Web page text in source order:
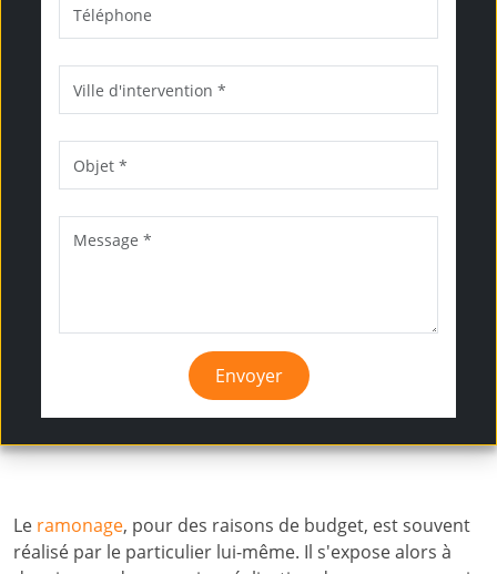
Envoyer
Le ramonage, pour des raisons de budget, est souvent
réalisé par le particulier lui-même. Il s'expose alors à